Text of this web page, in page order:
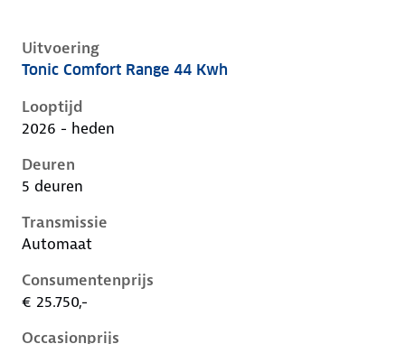
Uitvoering
Citroen C3 iv, 44 kwh, 83 kW, Elektrisch, 5 deuren
Tonic Comfort Range 44 Kwh
Looptijd
2026 - heden
Deuren
5 deuren
Transmissie
Automaat
Consumentenprijs
€ 25.750,-
Occasionprijs